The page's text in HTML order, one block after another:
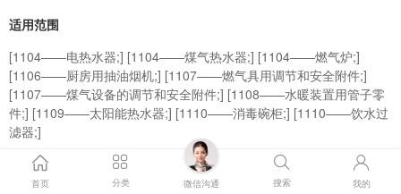
适用范围
[1104——电热水器;] [1104——煤气热水器;] [1104——燃气炉;]
[1106——厨房用抽油烟机;] [1107——燃气具用调节和安全附件;]
[1107——煤气设备的调节和安全附件;] [1108——水暖装置用管子零
件;] [1109——太阳能热水器;] [1110——消毒碗柜;] [1110——饮水过
滤器;]
商标效果图
首页 分类 微信沟通 搜索 我的